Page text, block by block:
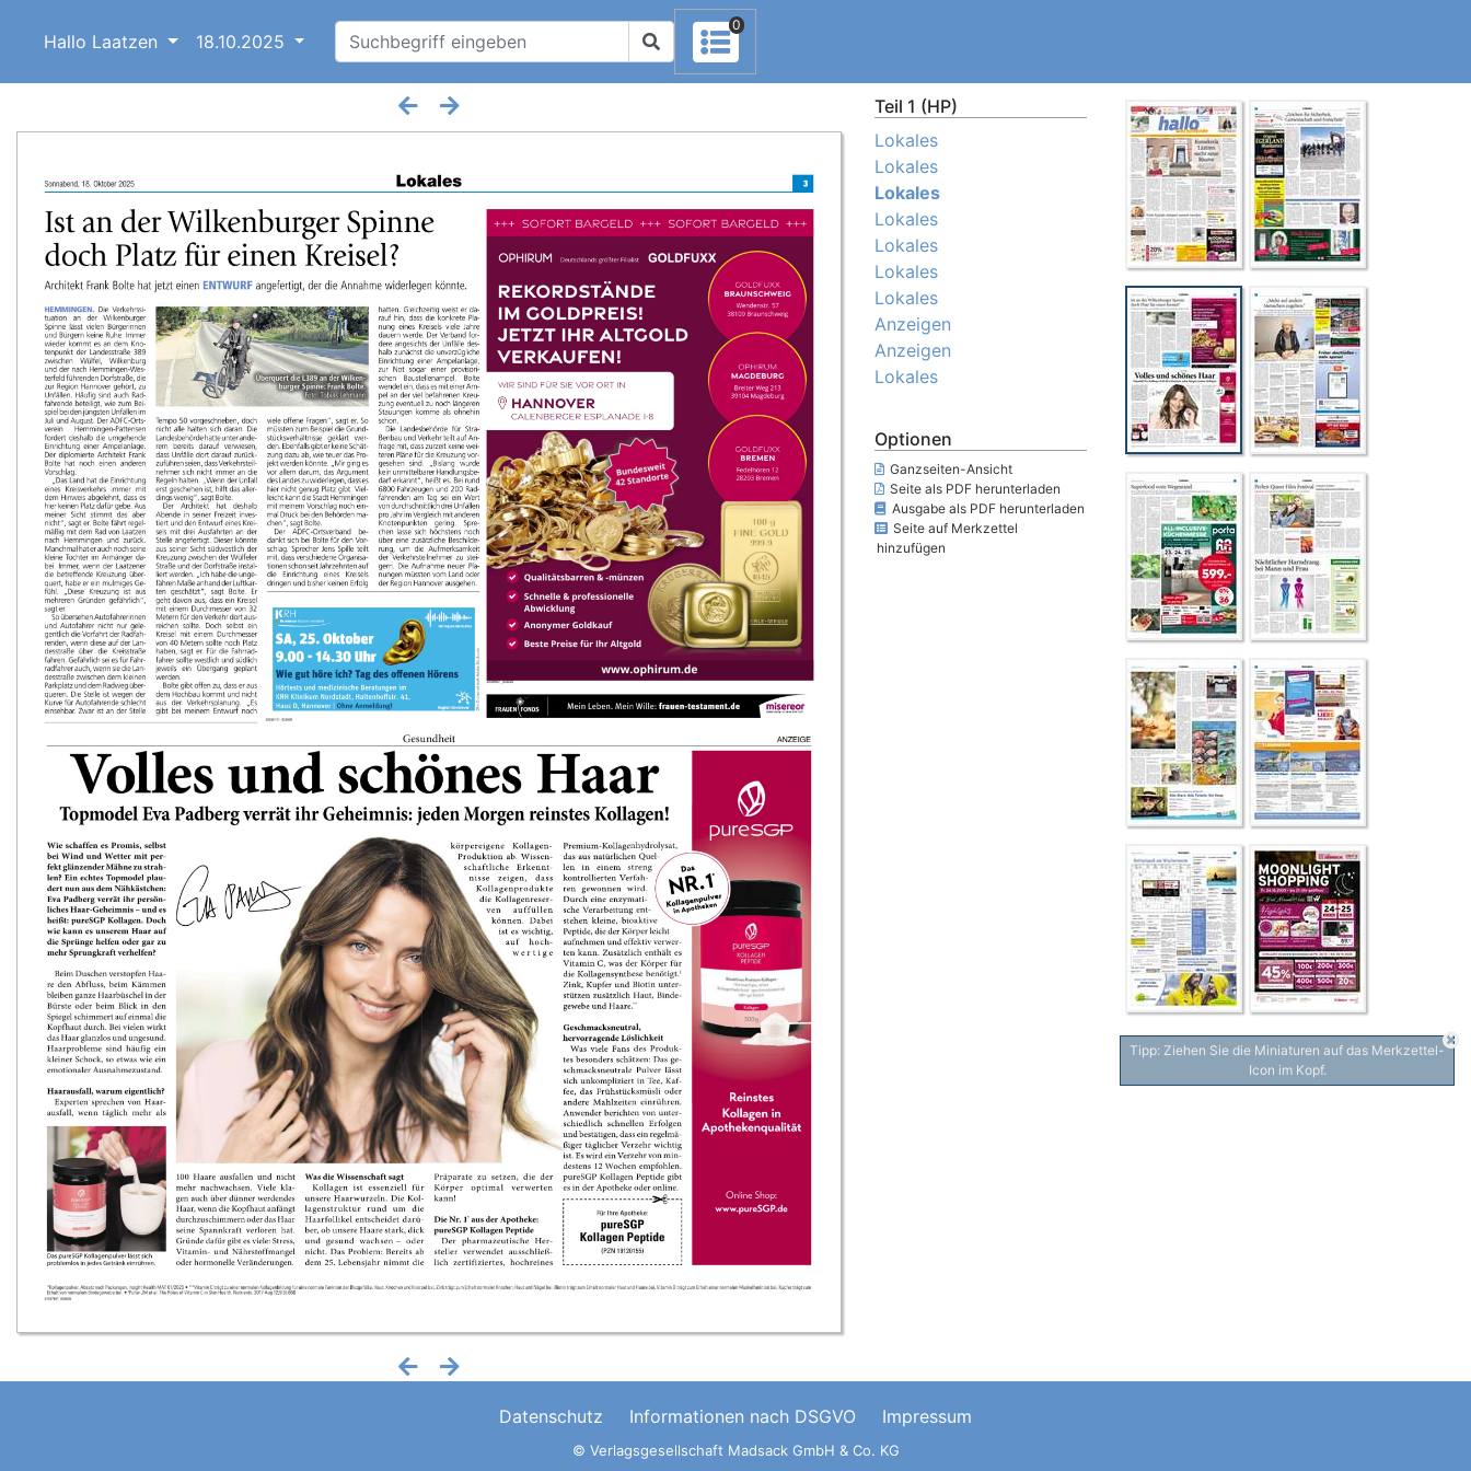
Hallo Laatzen 18.10.2025
0
Teil 1 (HP)
Lokales
Lokales
Lokales
Lokales
Lokales
Lokales
Lokales
Anzeigen
Anzeigen
Lokales
Optionen
Ganzseiten-Ansicht
Seite als PDF herunterladen
Ausgabe als PDF herunterladen
Seite auf Merkzettel
hinzufügen
Tipp: Ziehen Sie die Miniaturen auf das Merkzettel-
Icon im Kopf.
Datenschutz Informationen nach DSGVO Impressum
© Verlagsgesellschaft Madsack GmbH & Co. KG